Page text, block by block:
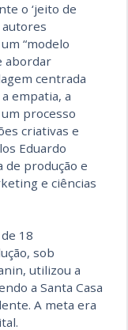
o ‘jeito de
autores
“modelo
abordar
centrada
empatia, a
processo
criativas e
Eduardo
produção e
e ciências
18
sob
utilizou a
a Santa Casa
A meta era